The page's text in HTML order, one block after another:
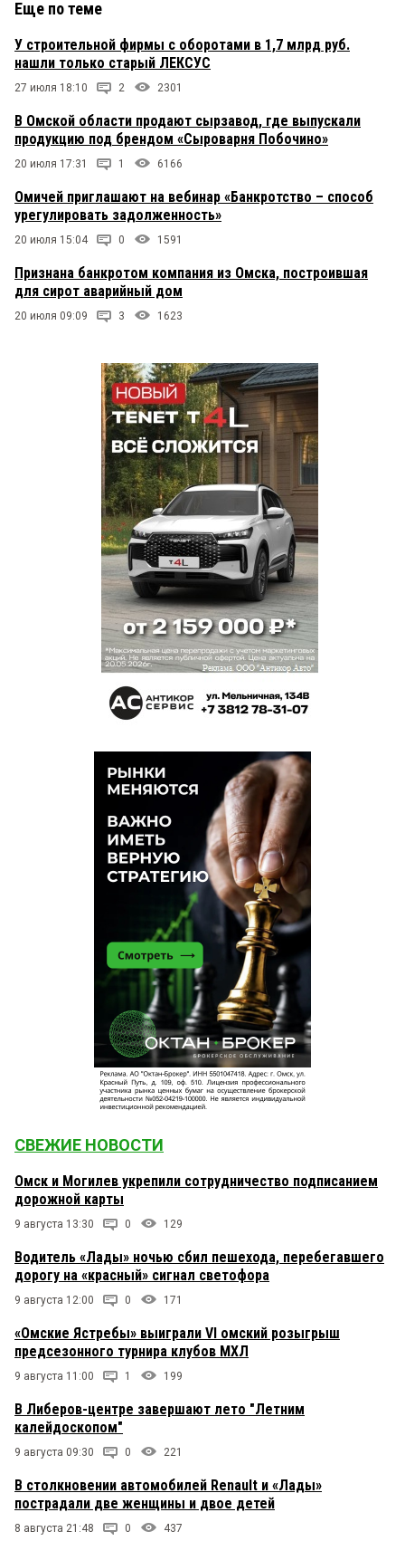
Еще по теме
У строительной фирмы с оборотами в 1,7 млрд руб.
нашли только старый ЛЕКСУС
27 июля 18:10 2 2301
В Омской области продают сырзавод, где выпускали
продукцию под брендом «Сыроварня Побочино»
20 июля 17:31 1 6166
Омичей приглашают на вебинар «Банкротство – способ
урегулировать задолженность»
20 июля 15:04 0 1591
Признана банкротом компания из Омска, построившая
для сирот аварийный дом
20 июля 09:09 3 1623
СВЕЖИЕ НОВОСТИ
Омск и Могилев укрепили сотрудничество подписанием
дорожной карты
9 августа 13:30 0 129
Водитель «Лады» ночью сбил пешехода, перебегавшего
дорогу на «красный» сигнал светофора
9 августа 12:00 0 171
«Омские Ястребы» выиграли VI омский розыгрыш
предсезонного турнира клубов МХЛ
9 августа 11:00 1 199
В Либеров-центре завершают лето "Летним
калейдоскопом"
9 августа 09:30 0 221
В столкновении автомобилей Renault и «Лады»
пострадали две женщины и двое детей
8 августа 21:48 0 437